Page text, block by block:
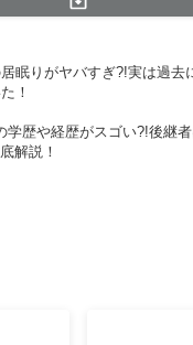
眠りがヤバすぎ?!実は過去
！
学歴や経歴がスゴい?!後継
解説！